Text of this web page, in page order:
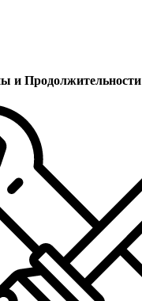
и Продолжительности